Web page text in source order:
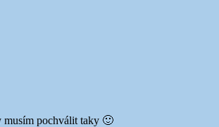
musím pochválit taky 🙂